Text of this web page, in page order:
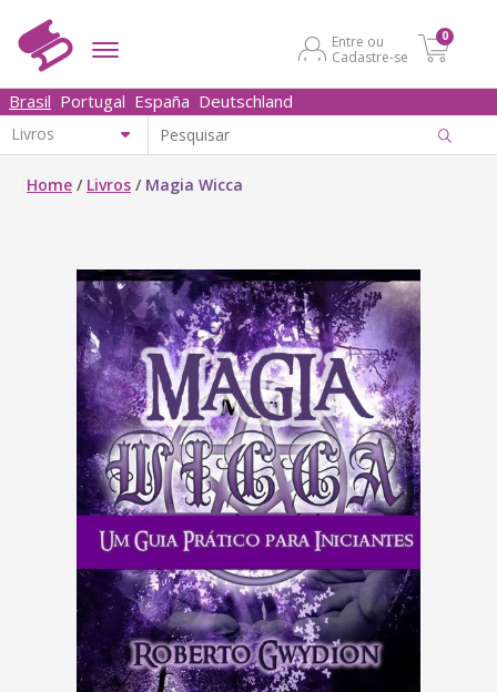
Entre ou
Cadastre-se
0
Brasil Portugal España Deutschland
Home / Livros / Magia Wicca